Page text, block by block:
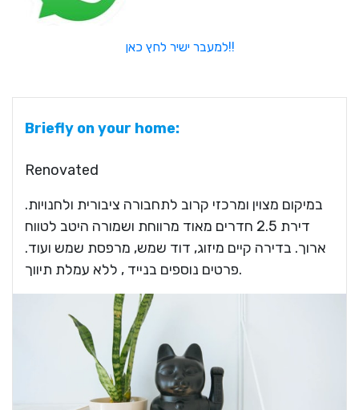
למעבר ישיר לחץ כאן!!
Briefly on your home:
Renovated
במיקום מצוין ומרכזי קרוב לתחבורה ציבורית ולחנויות.
דירת 2.5 חדרים מאוד מרווחת ושמורה היטב לטווח
ארוך. בדירה קיים מיזוג, דוד שמש, מרפסת שמש ועוד.
פרטים נוספים בנייד , ללא עמלת תיווך.